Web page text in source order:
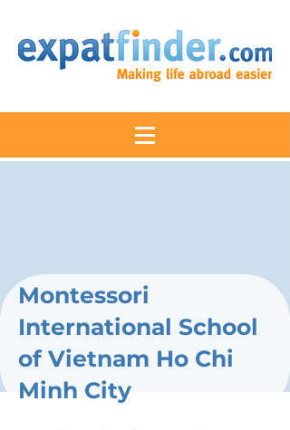
Montessori
International School
of Vietnam Ho Chi
Minh City